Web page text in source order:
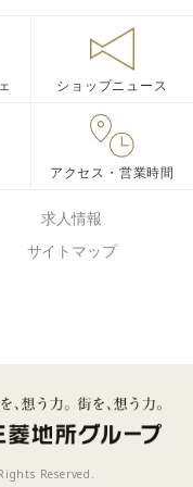
ショップニュース
アクセス・営業時間
求人情報
サイトマップ
Reserved.